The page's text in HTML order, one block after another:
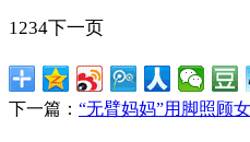
1234下一页
下一篇： “无臂妈妈”用脚照顾